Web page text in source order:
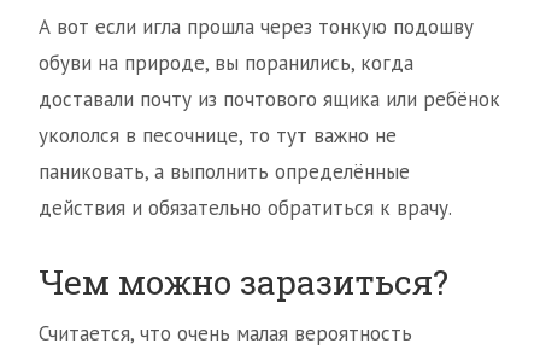
А вот если игла прошла через тонкую подошву
обуви на природе, вы поранились, когда
доставали почту из почтового ящика или ребёнок
укололся в песочнице, то тут важно не
паниковать, а выполнить определённые
действия и обязательно обратиться к врачу.
Чем можно заразиться?
Считается, что очень малая вероятность